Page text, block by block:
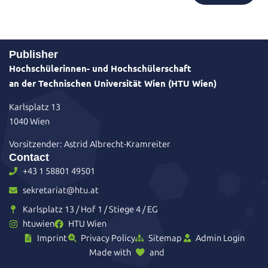
Publisher
Hochschülerinnen- und Hochschülerschaft
an der Technischen Universität Wien (HTU Wien)
Karlsplatz 13
1040 Wien
Vorsitzender: Astrid Albrecht-Kramreiter
Contact
+43 1 58801 49501
sekretariat@htu.at
Karlsplatz 13 / Hof 1 / Stiege 4 / EG
htuwien
HTU Wien
Imprint
Privacy Policy Sitemap
Admin Login
Made with
and